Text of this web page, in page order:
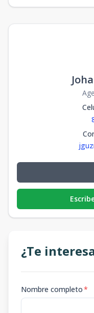
¿Te
Nombre completo*